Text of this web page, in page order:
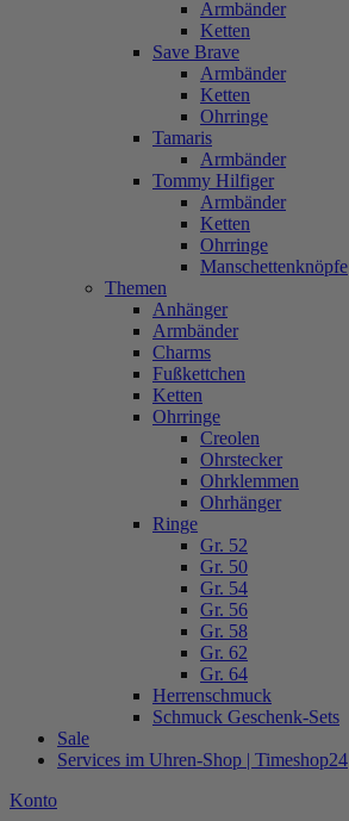
Armbänder
Ketten
Save Brave
Armbänder
Ketten
Ohrringe
Tamaris
Armbänder
Tommy Hilfiger
Armbänder
Ketten
Ohrringe
Manschettenknöpfe
Themen
Anhänger
Armbänder
Charms
Fußkettchen
Ketten
Ohrringe
Creolen
Ohrstecker
Ohrklemmen
Ohrhänger
Ringe
Gr. 52
Gr. 50
Gr. 54
Gr. 56
Gr. 58
Gr. 62
Gr. 64
Herrenschmuck
Schmuck Geschenk-Sets
Sale
Services im Uhren-Shop | Timeshop24
Konto